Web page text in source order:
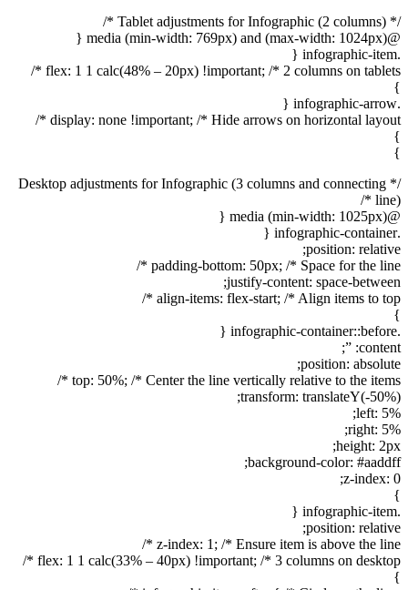
/* Tablet adjustments for Infographic (2 columns) */
@media (min-width: 769px) and (max-width: 1024px) {
.infographic-item {
flex: 1 1 calc(48% – 20px) !important; /* 2 columns on tablets */
}
.infographic-arrow {
display: none !important; /* Hide arrows on horizontal layout */
}
}
/* Desktop adjustments for Infographic (3 columns and connecting
line) */
@media (min-width: 1025px) {
.infographic-container {
position: relative;
padding-bottom: 50px; /* Space for the line */
justify-content: space-between;
align-items: flex-start; /* Align items to top */
}
.infographic-container::before {
content: ”;
position: absolute;
top: 50%; /* Center the line vertically relative to the items */
transform: translateY(-50%);
left: 5%;
right: 5%;
height: 2px;
background-color: #aaddff;
z-index: 0;
}
.infographic-item {
position: relative;
z-index: 1; /* Ensure item is above the line */
flex: 1 1 calc(33% – 40px) !important; /* 3 columns on desktop */
}